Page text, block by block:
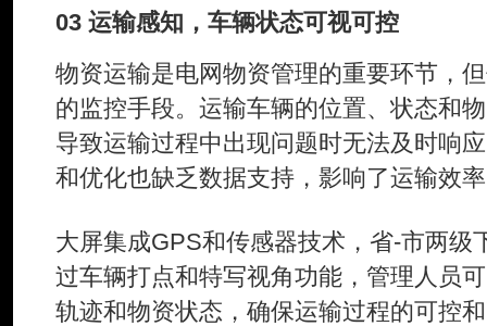
03 运输感知，车辆状态可视可控
物资运输是电网物资管理的重要环节，
的监控手段。运输车辆的位置、状态和
导致运输过程中出现问题时无法及时响
和优化也缺乏数据支持，影响了运输效
大屏集成GPS和传感器技术，省-市两级
过车辆打点和特写视角功能，管理人员
轨迹和物资状态，确保运输过程的可控